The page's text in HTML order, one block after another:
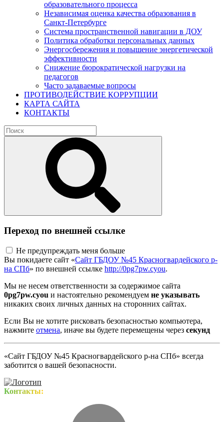
образовательного процесса
Независимая оценка качества образования в
Санкт-Петербурге
Система пространственной навигации в ДОУ
Политика обработки персональных данных
Энергосбережения и повышение энергетической
эффективности
Снижение бюрократической нагрузки на
педагогов
Часто задаваемые вопросы
ПРОТИВОДЕЙСТВИЕ КОРРУПЦИИ
КАРТА САЙТА
КОНТАКТЫ
Переход по внешней ссылке
Не предупреждать меня больше
Вы покидаете сайт «Сайт ГБДОУ №45 Красногвардейского р-
на СПб» по внешней ссылке http://0pg7pw.cyou.
Мы не несем ответственности за содержимое сайта
0pg7pw.cyou и настоятельно рекомендуем не указывать
никаких своих личных данных на сторонних сайтах.
Если Вы не хотите рисковать безопасностью компьютера,
нажмите отмена, иначе вы будете перемещены через секунд
«Сайт ГБДОУ №45 Красногвардейского р-на СПб» всегда
заботится о вашей безопасности.
Контакты: